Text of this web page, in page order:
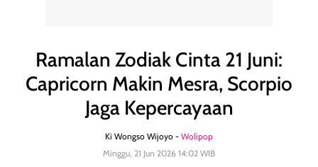
Ramalan Zodiak Cinta 21 Juni:
Capricorn Makin Mesra, Scorpio
Jaga Kepercayaan
Ki Wongso Wijoyo - Wolipop
Minggu, 21 Jun 2026 14:02 WIB